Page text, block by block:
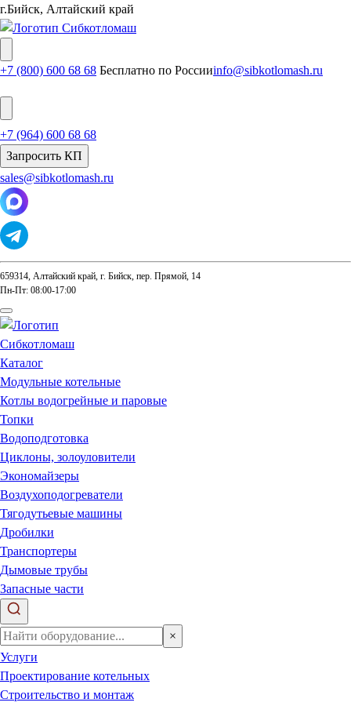
г.Бийск, Алтайский край
+7 (800) 600 68 68 Бесплатно по Россииinfo@sibkotlomash.ru
+7 (964) 600 68 68
Запросить КП
sales@sibkotlomash.ru
659314, Алтайский край, г. Бийск, пер. Прямой, 14
Пн-Пт: 08:00-17:00
Каталог
Модульные котельные
Котлы водогрейные и паровые
Топки
Водоподготовка
Циклоны, золоуловители
Экономайзеры
Воздухоподогреватели
Тягодутьевые машины
Дробилки
Транспортеры
Дымовые трубы
Запасные части
×
Услуги
Проектирование котельных
Строительство и монтаж